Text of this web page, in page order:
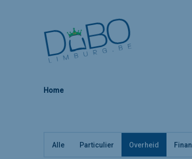
Home
Alle Particulier Overheid